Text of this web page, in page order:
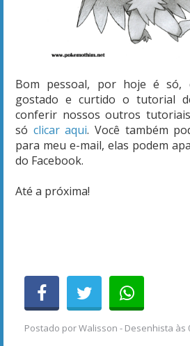
Bom pessoal, por hoje é só,
gostado e curtido o tutorial
conferir nossos outros
só clicar aqui. Você também
para meu e-mail, elas podem
do Facebook.
Até a próxima!
Postado porWalisson - Desenhista às